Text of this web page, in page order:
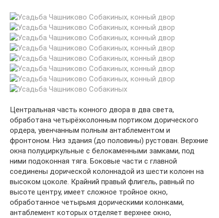
Центральная часть конного двора в два света,
обработана четырёхколонным портиком дорического
ордера, увенчанным полным антаблементом и
фронтоном. Низ здания (до половины) рустован. Верхние
окна полуциркульные с белокаменными замками, под
ними подоконная тяга. Боковые части с главной
соединены дорической колоннадой из шести колонн на
высоком цоколе. Крайний правый флигель, равный по
высоте центру, имеет сложное тройное окно,
обработанное четырьмя дорическими колонками,
антаблемент которых отделяет верхнее окно,